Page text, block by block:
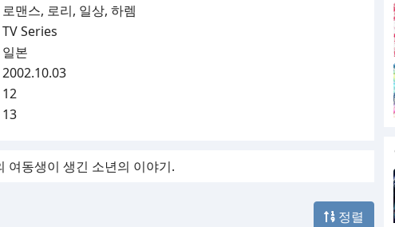
로맨스, 로리, 일상, 하렘
TV Series
일본
2002.10.03
12
13
여동생이 생긴 소년의 이야기.
정렬